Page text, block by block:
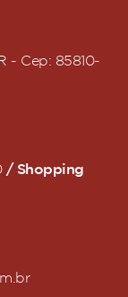
- Cep: 85810-
/ Shopping